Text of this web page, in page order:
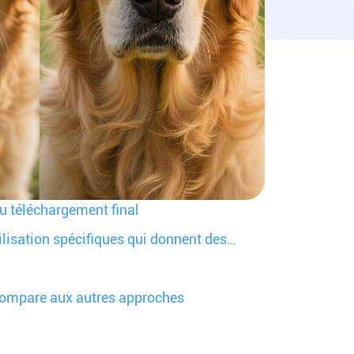
AI
téléchargement final
spécifiques qui donnent des
aux autres approches